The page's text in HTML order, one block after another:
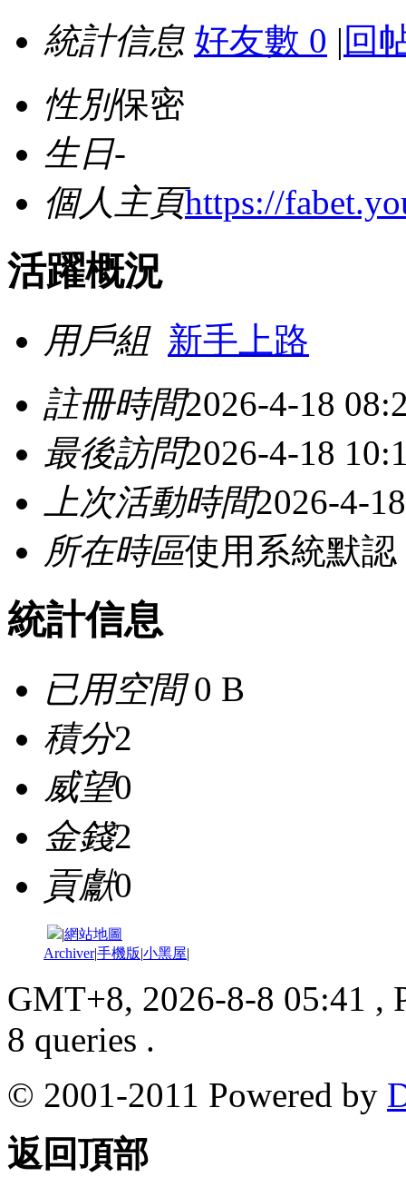
統計信息 好友數 0 | 回
性別保密
生日-
個人主頁https://
活躍概況
用戶組 新手上路
註冊時間2026-4-18
最後訪問2026-4-18
上次活動時間2026-4-
所在時區使用系統默認
統計信息
已用空間0 B
積分2
威望0
金錢2
貢獻0
|網站地圖
Archiver|手機版|小黑屋|
GMT+8, 2026-8-8 05:41 ,
8 queries .
© 2001-2011 Powered by
返回頂部